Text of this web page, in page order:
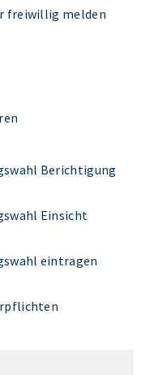
freiwillig melden
Berichtigung
Einsicht
eintragen